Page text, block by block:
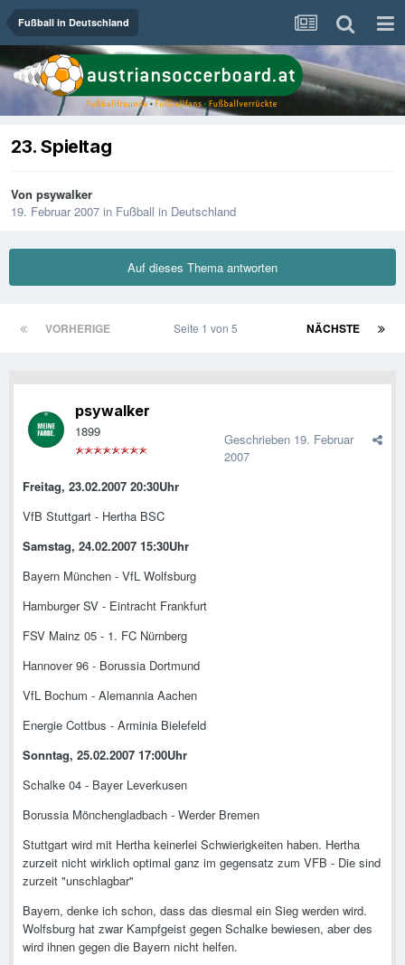
Fußball in Deutschland
23. Spieltag
Von psywalker
19. Februar 2007 in Fußball in Deutschland
Auf dieses Thema antworten
VORHERIGE NÄCHSTE
Seite 1 von 5
psywalker
1899 Geschrieben 19. Februar
2007
Freitag, 23.02.2007 20:30Uhr
VfB Stuttgart - Hertha BSC
Samstag, 24.02.2007 15:30Uhr
Bayern München - VfL Wolfsburg
Hamburger SV - Eintracht Frankfurt
FSV Mainz 05 - 1. FC Nürnberg
Hannover 96 - Borussia Dortmund
VfL Bochum - Alemannia Aachen
Energie Cottbus - Arminia Bielefeld
Sonntag, 25.02.2007 17:00Uhr
Schalke 04 - Bayer Leverkusen
Borussia Mönchengladbach - Werder Bremen
Stuttgart wird mit Hertha keinerlei Schwierigkeiten haben. Hertha
zurzeit nicht wirklich optimal ganz im gegensatz zum VFB - Die sind
zurzeit "unschlagbar"
Bayern, denke ich schon, dass das diesmal ein Sieg werden wird.
Wolfsburg hat zwar Kampfgeist gegen Schalke bewiesen, aber des
wird ihnen gegen die Bayern nicht helfen.